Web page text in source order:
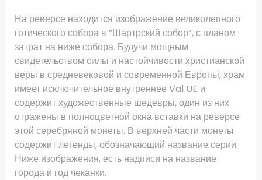
На реверсе находится изображение великолепного
готического собора в “Шартрский собор“, с планом
затрат на ниже собора. Будучи мощным
свидетельством силы и настойчивости христианской
веры в средневековой и современной Европы, храм
имеет исключительное внутреннее Val UE и
содержит художественные шедевры, один из них
отражены в полноцветной окна вставки на реверсе
этой серебряной монеты. В верхней части монеты
содержит легенды, обозначающий название серии.
Ниже изображения, есть надписи на название
города и год чеканки.